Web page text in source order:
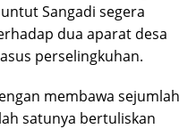
Sangadi segera
dua aparat desa
perselingkuhan.
membawa sejumlah
satunya bertuliskan